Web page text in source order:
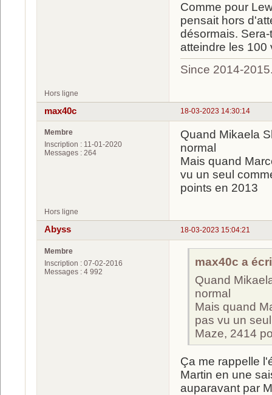
Comme pour
pensait hors
désormais.
atteindre les
Since 2014-
Hors ligne
18-03-2023 14:30:14
max40c
Membre
Inscription : 11-01-2020
Messages : 264
Quand Mikaela
normal
Mais quand
vu un seul
points en 2013
Hors ligne
18-03-2023 15:04:21
Abyss
Membre
Inscription : 07-02-2016
Messages : 4 992
max40c a
Quand
normal
Mais quand
pas vu un
Maze, 2414
Ça me rappelle
Martin en une
auparavant par